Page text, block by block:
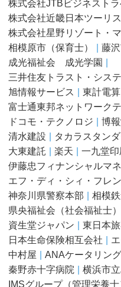
株式会社JTBビジネスト
株式会社近畿日本ツーリ
株式会社星野リゾート・
相模原市（保育士）
藤
成光福祉会 成光学園
三井住友トラスト・シス
旭情報サービス
東計電算
富士通東邦ネットワーク
ドコモ・テクノロジ
博
清水建設
タカラスタン
大東建託
楽天
一九堂
伊藤忠フィナンシャルマ
エフ・ディ・シィ・フレ
神奈川県警察本部
相模
県央福祉会（社会福祉士）
資生堂ジャパン
東日本
日本生命保険相互会社
中村屋
ANAケータリン
秦野赤十字病院
横浜市
IMSグループ（管理栄養士